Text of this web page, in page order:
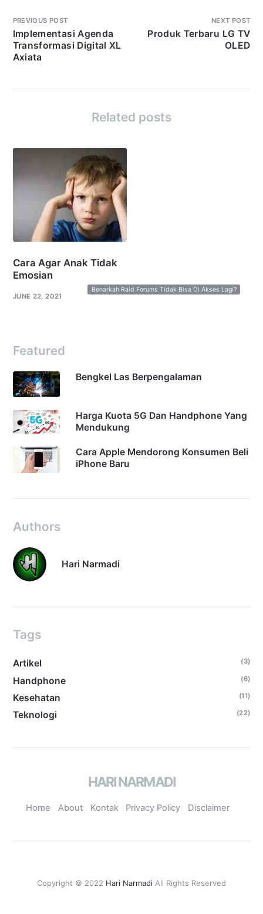
Benarkah Raid Forums Tidak Bisa Di Akses Lagi?
PREVIOUS POST
Implementasi Agenda
Transformasi Digital XL
Axiata
NEXT POST
Produk Terbaru LG TV
OLED
Related posts
Cara Agar Anak Tidak
Emosian
JUNE 22, 2021
Featured
Bengkel Las Berpengalaman
Harga Kuota 5G Dan Handphone Yang
Mendukung
Cara Apple Mendorong Konsumen Beli
iPhone Baru
Authors
Hari Narmadi
Tags
Artikel (3)
Handphone (6)
Kesehatan (11)
Teknologi (22)
HARI NARMADI
Home About Kontak Privacy Policy Disclaimer
Copyright © 2022 Hari Narmadi All Rights Reserved